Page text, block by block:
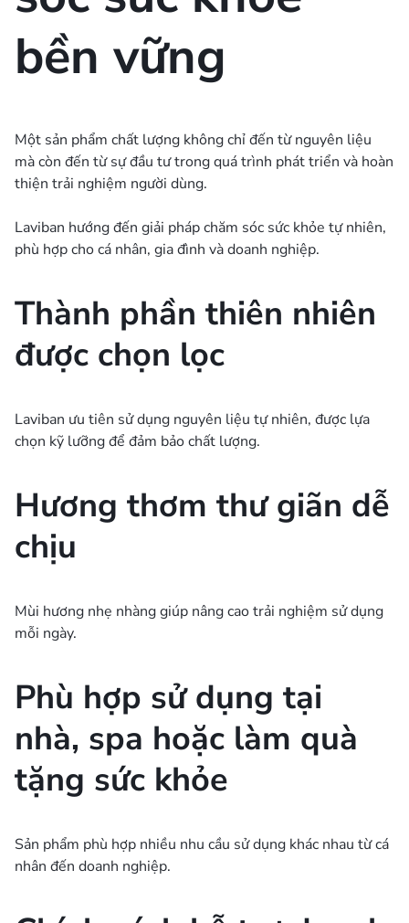
bền vững
Một sản phẩm chất lượng không chỉ đến từ nguyên liệu
mà còn đến từ sự đầu tư trong quá trình phát triển và hoàn
thiện trải nghiệm người dùng.
Laviban hướng đến giải pháp chăm sóc sức khỏe tự nhiên,
phù hợp cho cá nhân, gia đình và doanh nghiệp.
Thành phần thiên nhiên
được chọn lọc
Laviban ưu tiên sử dụng nguyên liệu tự nhiên, được lựa
chọn kỹ lưỡng để đảm bảo chất lượng.
Hương thơm thư giãn dễ
chịu
Mùi hương nhẹ nhàng giúp nâng cao trải nghiệm sử dụng
mỗi ngày.
Phù hợp sử dụng tại
nhà, spa hoặc làm quà
tặng sức khỏe
Sản phẩm phù hợp nhiều nhu cầu sử dụng khác nhau từ cá
nhân đến doanh nghiệp.